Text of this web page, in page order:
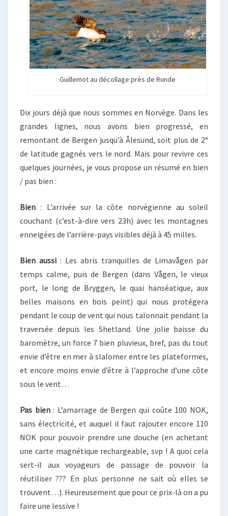
Guillemot au décollage près de Runde
Dix jours déjà que nous sommes en Norvège. Dans les
grandes lignes, nous avons bien progressé, en
remontant de Bergen jusqu’à Ålesund, soit plus de 2°
de latitude gagnés vers le nord. Mais pour revivre ces
quelques journées, je vous propose un résumé en bien
/ pas bien :
Bien: L’arrivée sur la côte norvégienne au soleil
couchant (c’est-à-dire vers 23h) avec les montagnes
enneigées de l’arrière-pays visibles déjà à 45 milles.
Bien aussi : Les abris tranquilles de Limavågen par
temps calme, puis de Bergen (dans Vågen, le vieux
port, le long de Bryggen, le quai hanséatique, aux
belles maisons en bois peint) qui nous protégera
pendant le coup de vent qui nous talonnait pendant la
traversée depuis les Shetland. Une jolie baisse du
baromètre, un force 7 bien pluvieux, bref, pas du tout
envie d’être en mer à slalomer entre les plateformes,
et encore moins envie d’être à l’approche d’une côte
sous le vent…
Pas bien: L’amarrage de Bergen qui coûte 100 NOK,
sans électricité, et auquel il faut rajouter encore 110
NOK pour pouvoir prendre une douche (en achetant
une carte magnétique rechargeable, svp ! A quoi cela
sert-il aux voyageurs de passage de pouvoir la
réutiliser ??? En plus personne ne sait où elles se
trouvent…). Heureusement que pour ce prix-là on a pu
faire une lessive !